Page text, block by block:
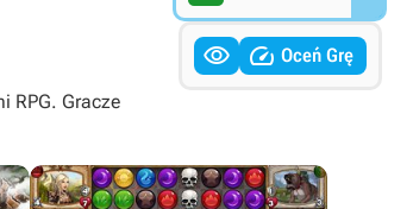
RPG. Gracze
  Oceń Grę